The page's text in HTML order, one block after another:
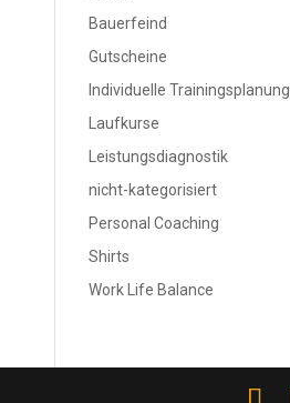
Bauerfeind
Gutscheine
Individuelle Trainingsplanung
Laufkurse
Leistungsdiagnostik
nicht-kategorisiert
Personal Coaching
Shirts
Work Life Balance